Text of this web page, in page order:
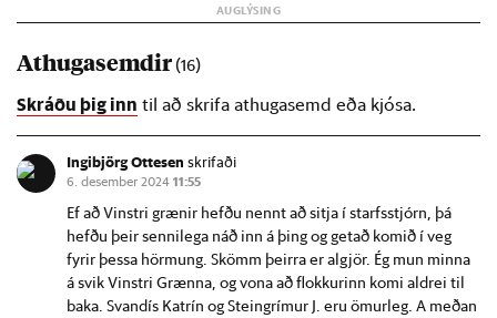
Athugasemdir(16)
Skráðu þig inn til að skrifa athugasemd eða kjósa.
Ingibjörg Ottesen skrifaði
6. desember 202411:55
Ef að Vinstri grænir hefðu nennt að sitja í starfsstjórn, þá
hefðu þeir sennilega náð inn á þing og getað komið í veg
fyrir þessa hörmung. Skömm þeirra er algjör. Ég mun minna
á svik Vinstri Grænna, og vona að flokkurinn komi aldrei til
baka. Svandís Katrín og Steingrímur J. eru ömurleg. A meðan